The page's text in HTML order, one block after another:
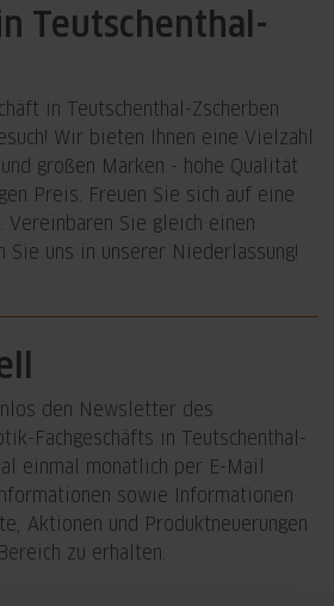
Teutschenthal-
in Teutschenthal-Zscherben
Wir bieten Ihnen eine Vielzahl
großen Marken - hohe Qualität
Preis. Freuen Sie sich auf eine
Vereinbaren Sie gleich einen
Sie uns in unserer Niederlassung!
den Newsletter des
Fachgeschäfts in Teutschenthal-
einmal monatlich per E-Mail
sowie Informationen
Aktionen und Produktneuerungen
zu erhalten.